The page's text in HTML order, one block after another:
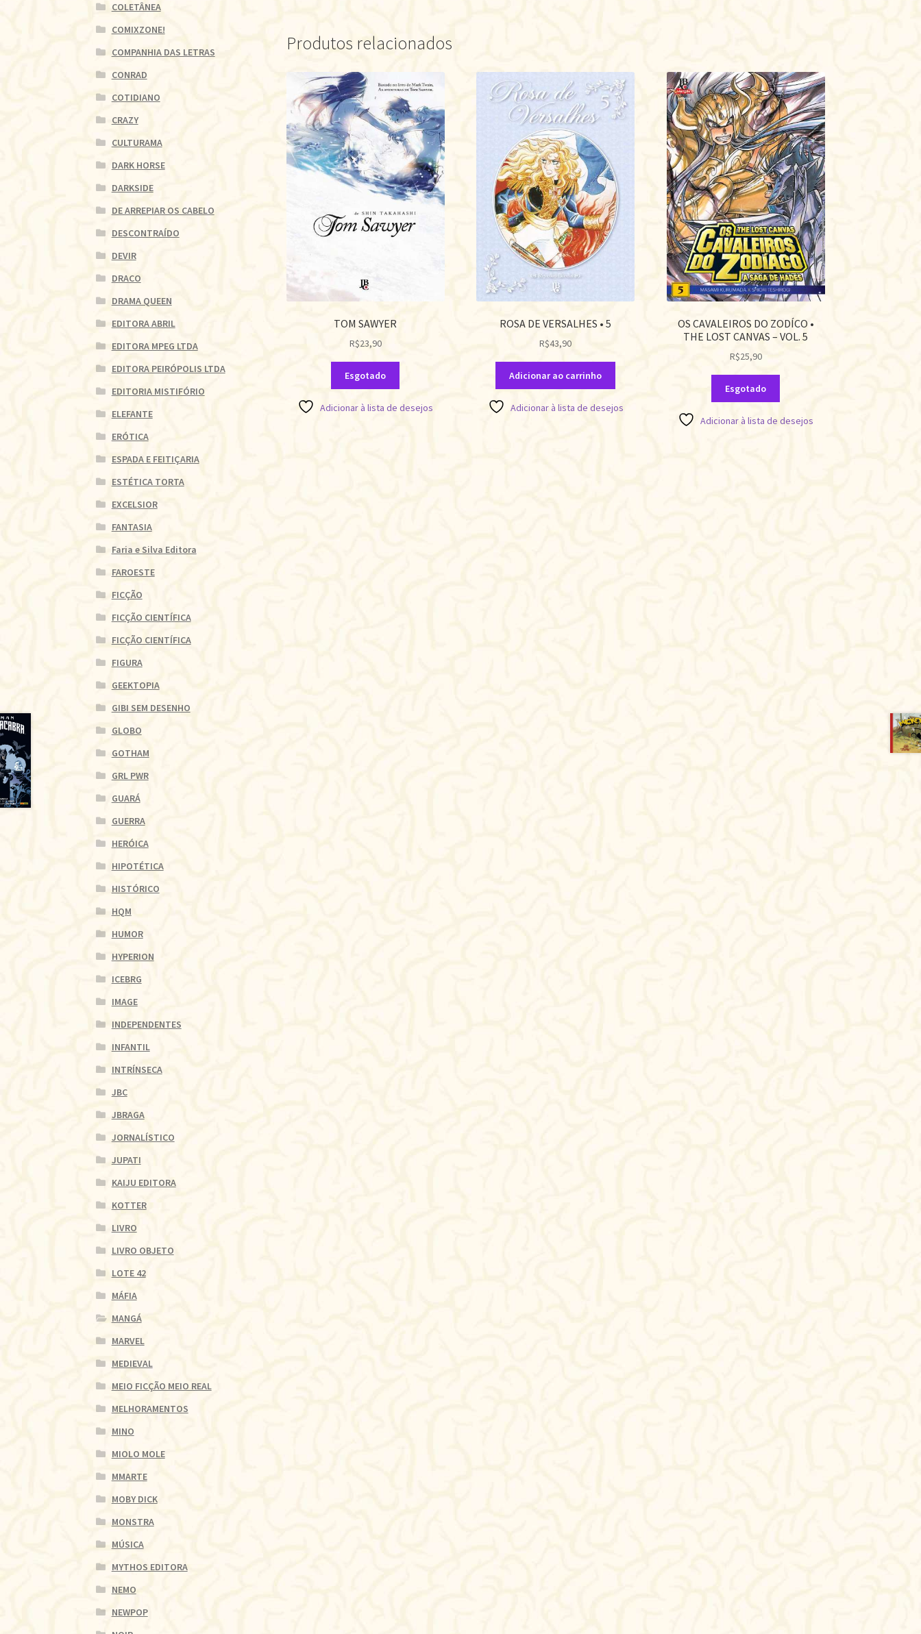
Produtos relacionados
TOM SAWYER
R$23,90
Esgotado
Adicionar à lista de desejos
ROSA DE VERSALHES • 5
R$43,90
Adicionar ao carrinho
Adicionar à lista de desejos
OS CAVALEIROS DO ZODÍCO •
THE LOST CANVAS – VOL. 5
R$25,90
Esgotado
Adicionar à lista de desejos
COLETÂNEA
COMIXZONE!
COMPANHIA DAS LETRAS
CONRAD
COTIDIANO
CRAZY
CULTURAMA
DARK HORSE
DARKSIDE
DE ARREPIAR OS CABELO
DESCONTRAÍDO
DEVIR
DRACO
DRAMA QUEEN
EDITORA ABRIL
EDITORA MPEG LTDA
EDITORA PEIRÓPOLIS LTDA
EDITORIA MISTIFÓRIO
ELEFANTE
ERÓTICA
ESPADA E FEITIÇARIA
ESTÉTICA TORTA
EXCELSIOR
FANTASIA
Faria e Silva Editora
FAROESTE
FICÇÃO
FICÇÃO CIENTÍFICA
FICÇÃO CIENTÍFICA
FIGURA
GEEKTOPIA
GIBI SEM DESENHO
GLOBO
GOTHAM
GRL PWR
GUARÁ
GUERRA
HERÓICA
HIPOTÉTICA
HISTÓRICO
HQM
HUMOR
HYPERION
ICEBRG
IMAGE
INDEPENDENTES
INFANTIL
INTRÍNSECA
JBC
JBRAGA
JORNALÍSTICO
JUPATI
KAIJU EDITORA
KOTTER
LIVRO
LIVRO OBJETO
LOTE 42
MÁFIA
MANGÁ
MARVEL
MEDIEVAL
MEIO FICÇÃO MEIO REAL
MELHORAMENTOS
MINO
MIOLO MOLE
MMARTE
MOBY DICK
MONSTRA
MÚSICA
MYTHOS EDITORA
NEMO
NEWPOP